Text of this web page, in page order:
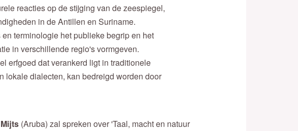
reacties op de stijging van de zeespiegel,
in de Antillen en Suriname.
terminologie het publieke begrip en het
in verschillende regio's vormgeven.
erfgoed dat verankerd ligt in traditionele
lokale dialecten, kan bedreigd worden door
(Aruba) zal spreken over 'Taal, macht en natuur